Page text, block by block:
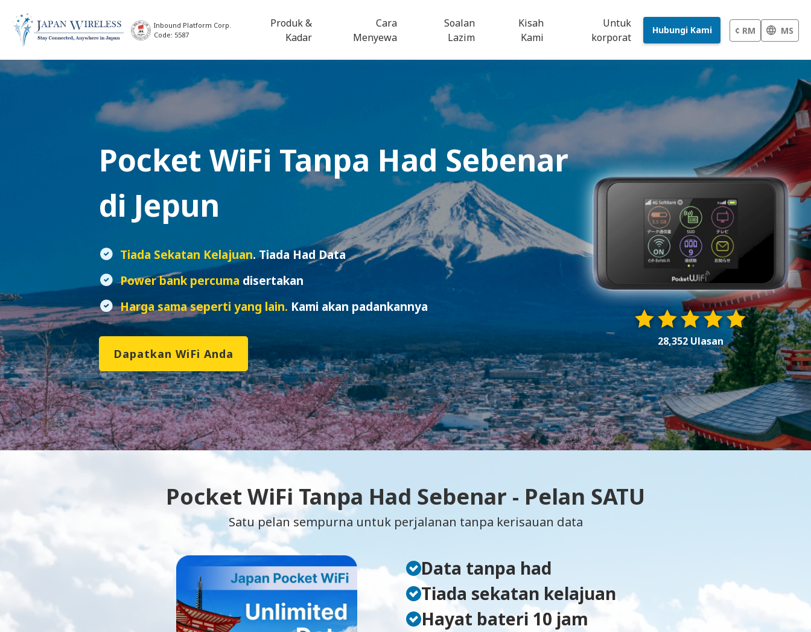
Inbound Platform Corp.
Code: 5587
Produk &
Kadar
Cara
Menyewa
Soalan
Lazim
Kisah
Kami
Untuk
korporat
Hubungi Kami ¢ RM MS
28,352 Ulasan
Pocket WiFi Tanpa Had Sebenar
di Jepun
Tiada Sekatan Kelajuan. Tiada Had Data
Power bank percumadisertakan
Harga sama seperti yang lain. Kami akan padankannya
Dapatkan WiFi Anda
Pocket WiFi Tanpa Had Sebenar - Pelan SATU
Satu pelan sempurna untuk perjalanan tanpa kerisauan data
Data tanpa had
Tiada sekatan kelajuan
Hayat bateri 10 jam